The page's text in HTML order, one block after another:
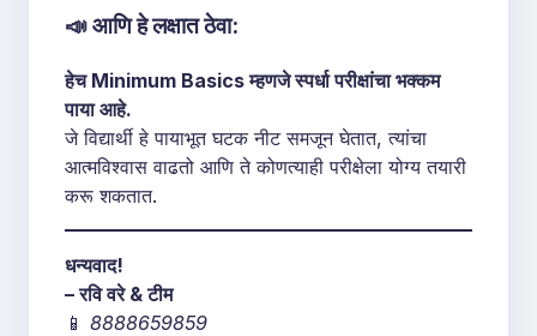
📣 आणि हे लक्षात ठेवा:
हेच Minimum Basics म्हणजे स्पर्धा परीक्षांचा भक्कम
पाया आहे.
जे विद्यार्थी हे पायाभूत घटक नीट समजून घेतात, त्यांचा
आत्मविश्वास वाढतो आणि ते कोणत्याही परीक्षेला योग्य तयारी
करू शकतात.
धन्यवाद!
– रवि वरे & टीम
📱 8888659859